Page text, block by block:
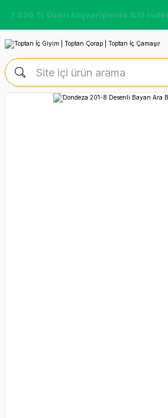
7.500 TL Üzeri Alışverişlerde %10